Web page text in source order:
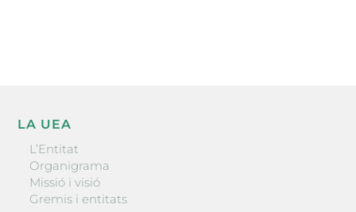
LA UEA
L’Entitat
Organigrama
Missió i visió
Gremis i entitats